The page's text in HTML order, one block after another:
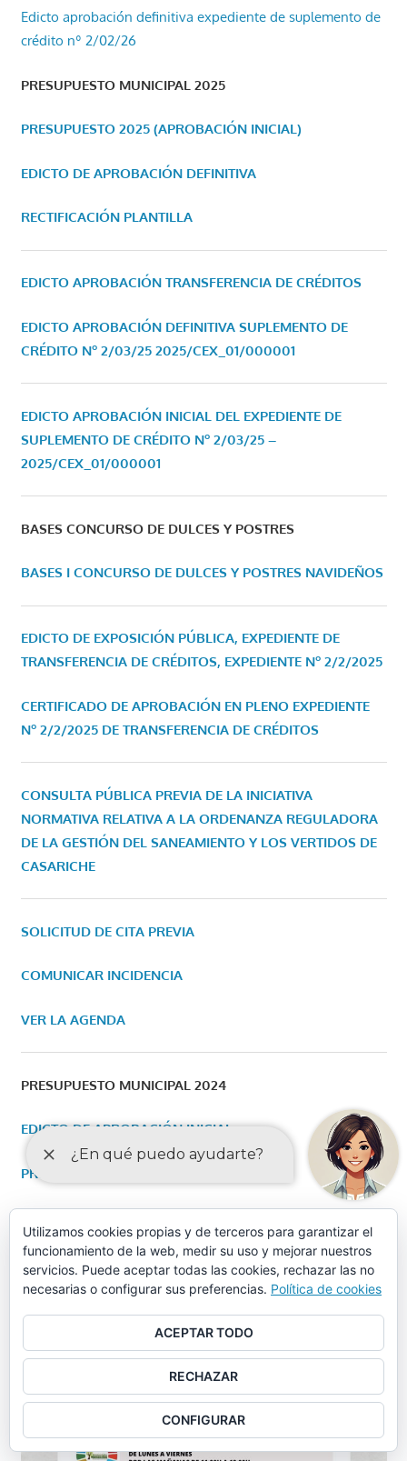
Edicto aprobación definitiva expediente de suplemento de
crédito nº 2/02/26
PRESUPUESTO MUNICIPAL 2025
PRESUPUESTO 2025 (APROBACIÓN INICIAL)
EDICTO DE APROBACIÓN DEFINITIVA
RECTIFICACIÓN PLANTILLA
EDICTO APROBACIÓN TRANSFERENCIA DE CRÉDITOS
EDICTO APROBACIÓN DEFINITIVA SUPLEMENTO DE
CRÉDITO Nº 2/03/25 2025/CEX_01/000001
EDICTO APROBACIÓN INICIAL DEL EXPEDIENTE DE
SUPLEMENTO DE CRÉDITO Nº 2/03/25 –
2025/CEX_01/000001
BASES CONCURSO DE DULCES Y POSTRES
BASES I CONCURSO DE DULCES Y POSTRES NAVIDEÑOS
EDICTO DE EXPOSICIÓN PÚBLICA, EXPEDIENTE DE
TRANSFERENCIA DE CRÉDITOS, EXPEDIENTE Nº 2/2/2025
CERTIFICADO DE APROBACIÓN EN PLENO EXPEDIENTE
Nº 2/2/2025 DE TRANSFERENCIA DE CRÉDITOS
CONSULTA PÚBLICA PREVIA DE LA INICIATIVA
NORMATIVA RELATIVA A LA ORDENANZA REGULADORA
DE LA GESTIÓN DEL SANEAMIENTO Y LOS VERTIDOS DE
CASARICHE
SOLICITUD DE CITA PREVIA
COMUNICAR INCIDENCIA
VER LA AGENDA
PRESUPUESTO MUNICIPAL 2024
EDICTO DE APROBACIÓN INICIAL
PRESUPUESTO 2024
Utilizamos cookies propias y de terceros para garantizar el
funcionamiento de la web, medir su uso y mejorar nuestros
servicios. Puede aceptar todas las cookies, rechazar las no
necesarias o configurar sus preferencias. Política de cookies
ACEPTAR TODO
RECHAZAR
CONFIGURAR